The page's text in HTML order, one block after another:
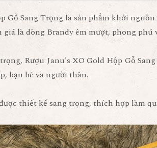
Gỗ Sang Trọng là sản phẩm khởi
là dòng Brandy êm mượt, phong phú
Rượu Janu's XO Gold Hộp Gỗ
bạn bè và người thân.
thiết kế sang trọng, thích hợp làm